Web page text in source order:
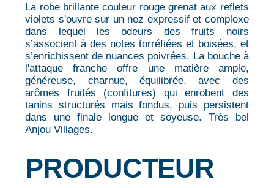
La robe brillante couleur rouge grenat aux reflets
violets s'ouvre sur un nez expressif et complexe
dans lequel les odeurs des fruits noirs
s’associent à des notes torréfiées et boisées, et
s’enrichissent de nuances poivrées. La bouche à
l'attaque franche offre une matière ample,
généreuse, charnue, équilibrée, avec des
arômes fruités (confitures) qui enrobent des
tanins structurés mais fondus, puis persistent
dans une finale longue et soyeuse. Très bel
Anjou Villages.
PRODUCTEUR